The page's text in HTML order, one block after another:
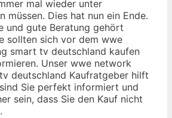
mal wieder unter
müssen. Dies hat nun ein Ende.
und gute Beratung gehört
sollten sich vor dem wwe
smart tv deutschland kaufen
Unser wwe network
deutschland Kaufratgeber hilft
Sie perfekt informiert und
sein, dass Sie den Kauf nicht